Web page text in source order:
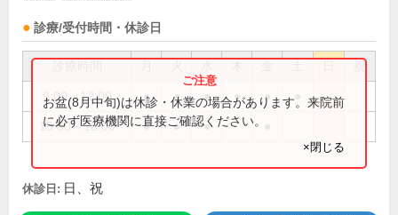
診療/受付時間・休診日
祝
9:00～12:00 ● ● ● ● ●
15:00～18:00 ● ● ●
お盆(8月中旬)は休診・休業の場合があります。来院前
に必ず医療機関に直接ご確認ください。
×閉じる
休診日: 日、祝